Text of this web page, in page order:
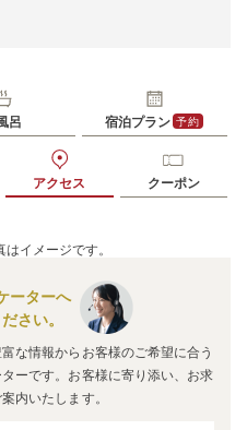
呂 宿泊プラン 予約
アクセス クーポン
イメージです。
ーターへ
さい。
な情報からお客様のご希望に合う
ーです。お客様に寄り添い、お求
内いたします。